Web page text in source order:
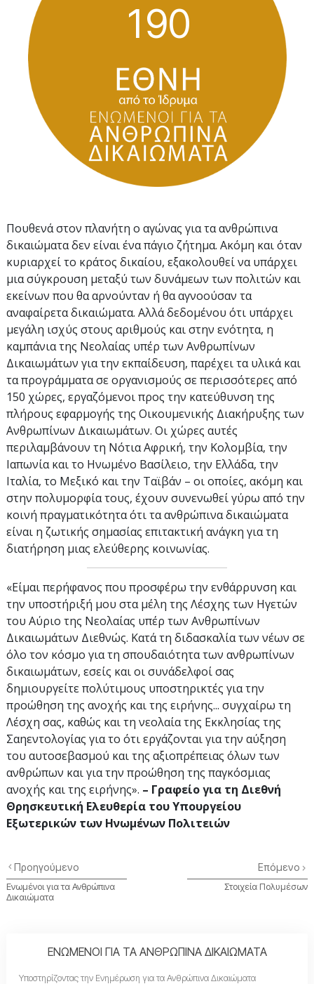
190
Πουθενά στον πλανήτη ο αγώνας για τα ανθρώπινα
δικαιώματα δεν είναι ένα πάγιο ζήτημα. Ακόμη και όταν
κυριαρχεί το κράτος δικαίου, εξακολουθεί να υπάρχει
μια σύγκρουση μεταξύ των δυνάμεων των πολιτών και
εκείνων που θα αρνούνταν ή θα αγνοούσαν τα
αναφαίρετα δικαιώματα. Αλλά δεδομένου ότι υπάρχει
μεγάλη ισχύς στους αριθμούς και στην ενότητα, η
καμπάνια της Νεολαίας υπέρ των Ανθρωπίνων
Δικαιωμάτων για την εκπαίδευση, παρέχει τα υλικά και
τα προγράμματα σε οργανισμούς σε περισσότερες από
150 χώρες, εργαζόμενοι προς την κατεύθυνση της
πλήρους εφαρμογής της Οικουμενικής Διακήρυξης των
Ανθρωπίνων Δικαιωμάτων. Οι χώρες αυτές
περιλαμβάνουν τη Νότια Αφρική, την Κολομβία, την
Ιαπωνία και το Ηνωμένο Βασίλειο, την Ελλάδα, την
Ιταλία, το Μεξικό και την Ταϊβάν – οι οποίες, ακόμη και
στην πολυμορφία τους, έχουν συνενωθεί γύρω από την
κοινή πραγματικότητα ότι τα ανθρώπινα δικαιώματα
είναι η ζωτικής σημασίας επιτακτική ανάγκη για τη
διατήρηση μιας ελεύθερης κοινωνίας.
«Είμαι περήφανος που προσφέρω την ενθάρρυνση και
την υποστήριξή μου στα μέλη της Λέσχης των Ηγετών
του Αύριο της Νεολαίας υπέρ των Ανθρωπίνων
Δικαιωμάτων Διεθνώς. Κατά τη διδασκαλία των νέων σε
όλο τον κόσμο για τη σπουδαιότητα των ανθρωπίνων
δικαιωμάτων, εσείς και οι συνάδελφοί σας
δημιουργείτε πολύτιμους υποστηρικτές για την
προώθηση της ανοχής και της ειρήνης... συγχαίρω τη
Λέσχη σας, καθώς και τη νεολαία της Εκκλησίας της
Σαηεντολογίας για το ότι εργάζονται για την αύξηση
του αυτοσεβασμού και της αξιοπρέπειας όλων των
ανθρώπων και για την προώθηση της παγκόσμιας
ανοχής και της ειρήνης». – Γραφείο για τη Διεθνή
Θρησκευτική Ελευθερία του Υπουργείου
Εξωτερικών των Ηνωμένων Πολιτειών
Προηγούμενο
Ενωμένοι για τα Ανθρώπινα
Δικαιώματα
Επόμενο
Στοιχεία Πολυμέσων
ΕΝΩΜΕΝΟΙ ΓΙΑ ΤΑ ΑΝΘΡΩΠΙΝΑ ΔΙΚΑΙΩΜΑΤΑ
Υποστηρίζοντας την Ενημέρωση για τα Ανθρώπινα Δικαιώματα